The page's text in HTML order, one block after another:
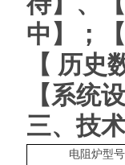
中】；
【 历史
【系统
三、技
电阻炉型号